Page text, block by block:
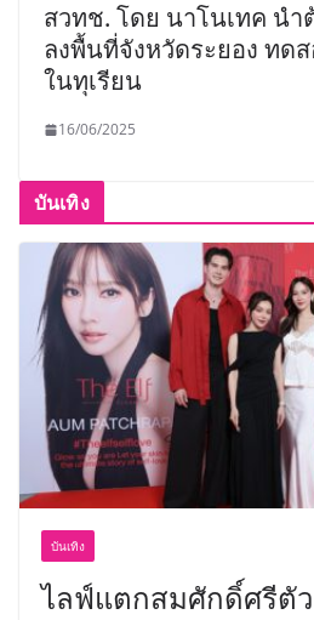
สวทช. โดย นาโนเทค นำ
ลงพื้นที่จังหวัดระยอง ทดส
ในทุเรียน
16/06/2025
บันเทิง
บันเทิง
ไลฟ์แตกสมศักดิ์ศรีตั